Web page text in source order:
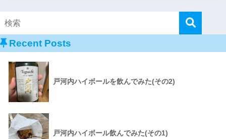
Recent Posts
戸河内ハイボールを飲んでみた(その2)
戸河内ハイボール飲んでみた(その1)